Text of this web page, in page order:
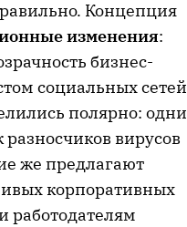
Концепция
изменения:
бизнес-
социальных сетей
полярно: одни
вирусов
же предлагают
корпоративных
работодателям